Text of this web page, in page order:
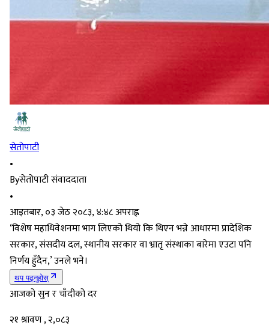
सेतोपाटी
•
Byसेतोपाटी संवाददाता
•
आइतबार, ०३ जेठ २०८३, ४:४८ अपराह्न
‘विशेष महाधिवेशनमा भाग लिएको थियो कि थिएन भन्ने आधारमा प्रादेशिक
सरकार, संसदीय दल, स्थानीय सरकार वा भ्रातृ संस्थाका बारेमा एउटा पनि
निर्णय हुँदैन,’ उनले भने।
थप पढ्नुहोस्
आजको सुन र चाँदीको दर
२१ श्रावण , २,०८३